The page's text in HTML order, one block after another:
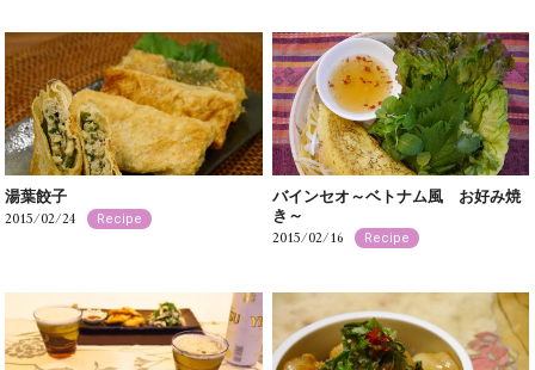
湯葉餃子
2015/02/24 Recipe
バインセオ～ベトナム風 お好み焼
き～
2015/02/16 Recipe